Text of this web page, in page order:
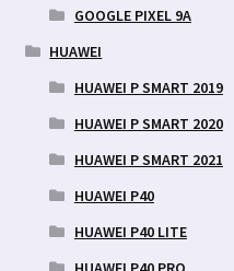
GOOGLE PIXEL 9A
HUAWEI
HUAWEI P SMART 2019
HUAWEI P SMART 2020
HUAWEI P SMART 2021
HUAWEI P40
HUAWEI P40 LITE